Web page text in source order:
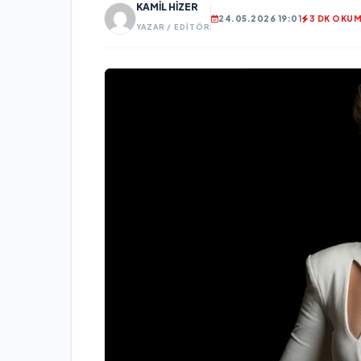
KAMIL HIZER
YAZAR / EDITÖR
24.05.2026 19:01 3 DK